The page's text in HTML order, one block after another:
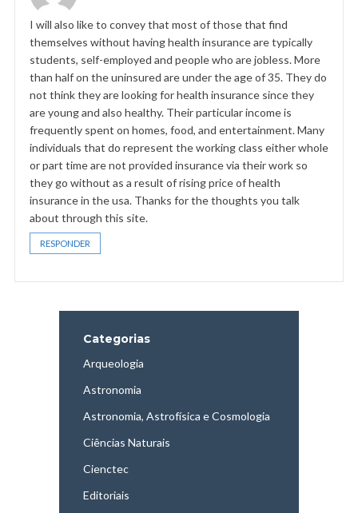
I will also like to convey that most of those that find
themselves without having health insurance are typically
students, self-employed and people who are jobless. More
than half on the uninsured are under the age of 35. They do
not think they are looking for health insurance since they
are young and also healthy. Their particular income is
frequently spent on homes, food, and entertainment. Many
individuals that do represent the working class either whole
or part time are not provided insurance via their work so
they go without as a result of rising price of health
insurance in the usa. Thanks for the thoughts you talk
about through this site.
RESPONDER
Categorias
Arqueologia
Astronomia
Astronomia, Astrofísica e Cosmologia
Ciências Naturais
Cienctec
Editoriais